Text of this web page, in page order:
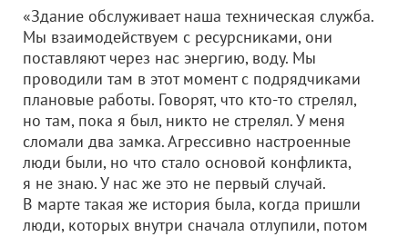
«Здание обслуживает наша техническая служба.
Мы взаимодействуем с ресурсниками, они
поставляют через нас энергию, воду. Мы
проводили там в этот момент с подрядчиками
плановые работы. Говорят, что кто-то стрелял,
но там, пока я был, никто не стрелял. У меня
сломали два замка. Агрессивно настроенные
люди были, но что стало основой конфликта,
я не знаю. У нас же это не первый случай.
В марте такая же история была, когда пришли
люди, которых внутри сначала отлупили, потом